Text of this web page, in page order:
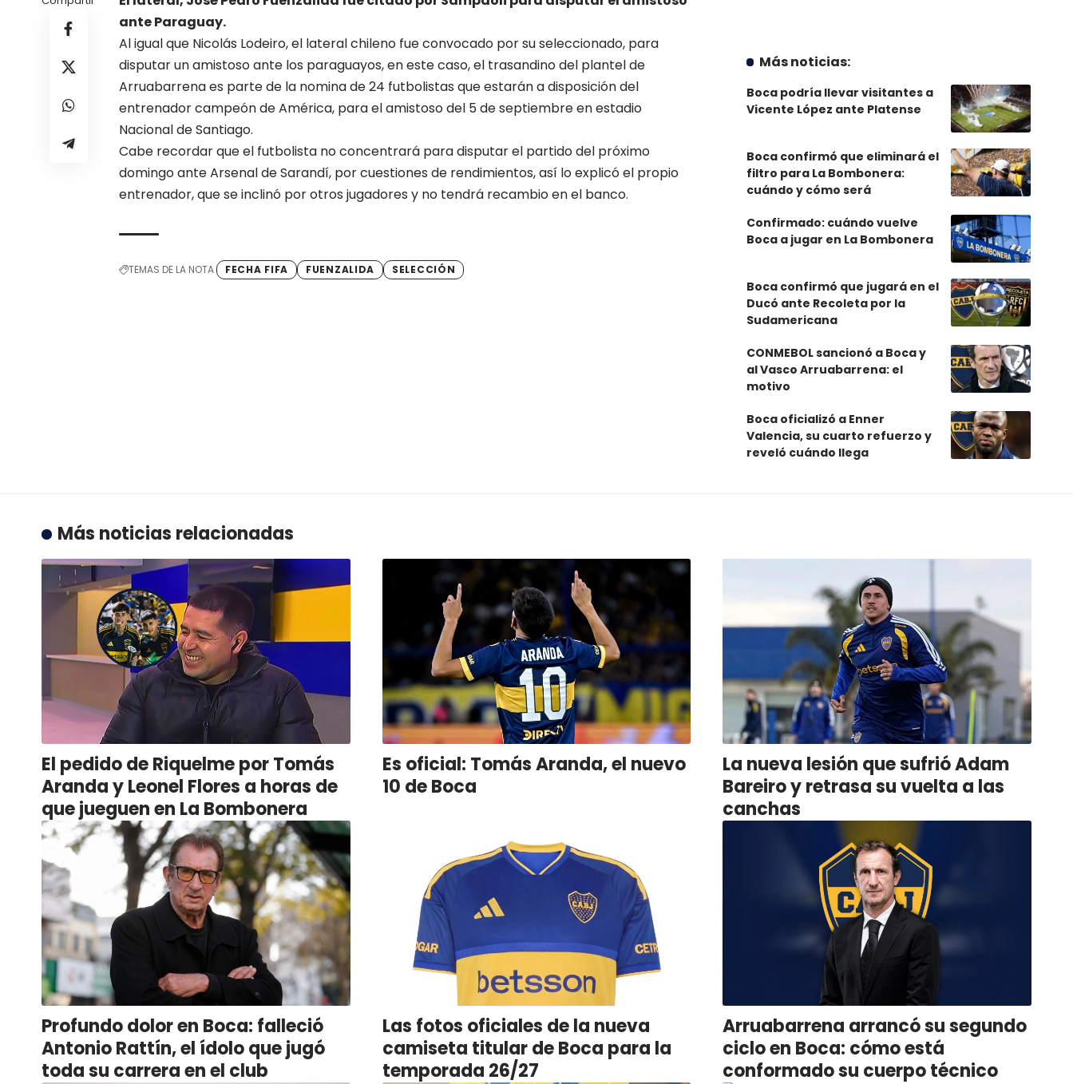
ante Paraguay.
Al igual que Nicolás Lodeiro, el lateral chileno fue convocado por su seleccionado, para
disputar un amistoso ante los paraguayos, en este caso, el trasandino del plantel de
Arruabarrena es parte de la nomina de 24 futbolistas que estarán a disposición del
entrenador campeón de América, para el amistoso del 5 de septiembre en estadio
Nacional de Santiago.
Cabe recordar que el futbolista no concentrará para disputar el partido del próximo
domingo ante Arsenal de Sarandí, por cuestiones de rendimientos, así lo explicó el propio
entrenador, que se inclinó por otros jugadores y no tendrá recambio en el banco.
TEMAS DE LA NOTA FECHA FIFA FUENZALIDA SELECCIÓN
Más noticias:
Boca podría llevar visitantes a
Vicente López ante Platense
Boca confirmó que eliminará el
filtro para La Bombonera:
cuándo y cómo será
Confirmado: cuándo vuelve
Boca a jugar en La Bombonera
Boca confirmó que jugará en el
Ducó ante Recoleta por la
Sudamericana
CONMEBOL sancionó a Boca y
al Vasco Arruabarrena: el
motivo
Boca oficializó a Enner
Valencia, su cuarto refuerzo y
reveló cuándo llega
Más noticias relacionadas
El pedido de Riquelme por Tomás
Aranda y Leonel Flores a horas de
que jueguen en La Bombonera
Es oficial: Tomás Aranda, el nuevo
10 de Boca
La nueva lesión que sufrió Adam
Bareiro y retrasa su vuelta a las
canchas
Profundo dolor en Boca: falleció
Antonio Rattín, el ídolo que jugó
toda su carrera en el club
Las fotos oficiales de la nueva
camiseta titular de Boca para la
temporada 26/27
Arruabarrena arrancó su segundo
ciclo en Boca: cómo está
conformado su cuerpo técnico